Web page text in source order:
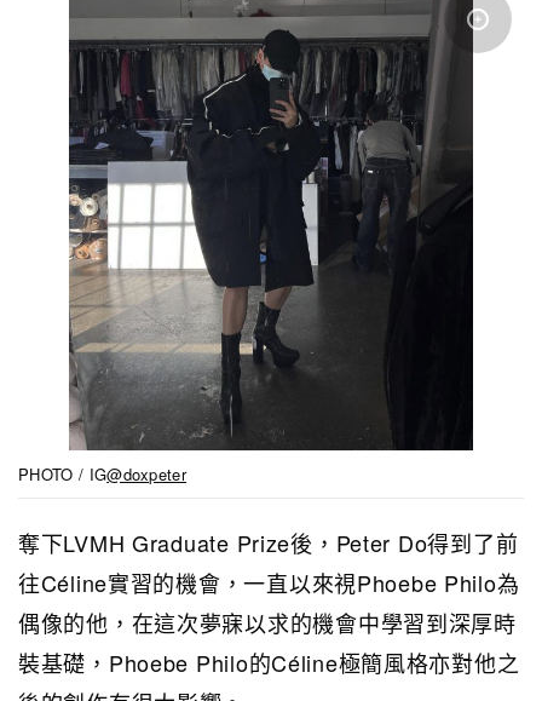
PHOTO / IG@doxpeter
奪下LVMH Graduate Prize後，Peter Do得到了前
往Céline實習的機會，一直以來視Phoebe Philo為
偶像的他，在這次夢寐以求的機會中學習到深厚時
裝基礎，Phoebe Philo的Céline極簡風格亦對他之